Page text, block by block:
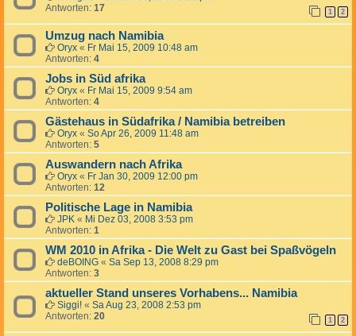
Antworten: 17 1 2
Umzug nach Namibia
Oryx « Fr Mai 15, 2009 10:48 am
Antworten: 4
Jobs in Süd afrika
Oryx « Fr Mai 15, 2009 9:54 am
Antworten: 4
Gästehaus in Südafrika / Namibia betreiben
Oryx « So Apr 26, 2009 11:48 am
Antworten: 5
Auswandern nach Afrika
Oryx « Fr Jan 30, 2009 12:00 pm
Antworten: 12
Politische Lage in Namibia
JPK « Mi Dez 03, 2008 3:53 pm
Antworten: 1
WM 2010 in Afrika - Die Welt zu Gast bei Spaßvögeln
deBOING « Sa Sep 13, 2008 8:29 pm
Antworten: 3
aktueller Stand unseres Vorhabens... Namibia
Siggi! « Sa Aug 23, 2008 2:53 pm
Antworten: 20 1 2